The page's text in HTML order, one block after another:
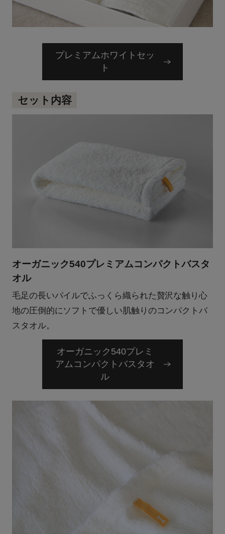
プレミアムホワイトセッ
ト
セット内容
オーガニック540プレミアムコンパクトバスタ
オル
毛足の長いパイルでふっくら織られた贅沢な触り心
地の圧倒的にソフトで優しい肌触りのコンパクトバ
スタオル。
オーガニック540プレミ
アムコンパクトバスタオ
ル